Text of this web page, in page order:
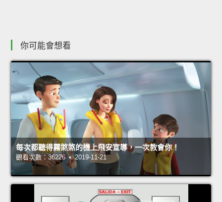
你可能會想看
每次都聽得霧煞煞的機上飛安宣導，一次教會你！
觀看次數：36226 • 2019-11-21